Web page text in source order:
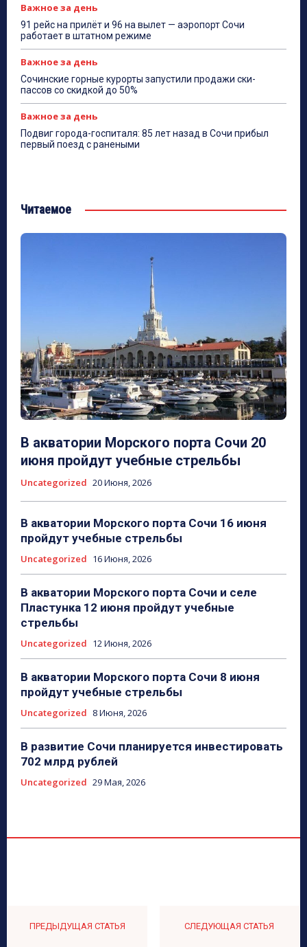
Важное за день
91 рейс на прилёт и 96 на вылет — аэропорт Сочи
работает в штатном режиме
Важное за день
Сочинские горные курорты запустили продажи ски-
пассов со скидкой до 50%
Важное за день
Подвиг города-госпиталя: 85 лет назад в Сочи прибыл
первый поезд с ранеными
Читаемое
В акватории Морского порта Сочи 20
июня пройдут учебные стрельбы
Uncategorized 20 Июня, 2026
В акватории Морского порта Сочи 16 июня
пройдут учебные стрельбы
Uncategorized 16 Июня, 2026
В акватории Морского порта Сочи и селе
Пластунка 12 июня пройдут учебные
стрельбы
Uncategorized 12 Июня, 2026
В акватории Морского порта Сочи 8 июня
пройдут учебные стрельбы
Uncategorized 8 Июня, 2026
В развитие Сочи планируется инвестировать
702 млрд рублей
Uncategorized 29 Мая, 2026
ПРЕДЫДУЩАЯ СТАТЬЯ СЛЕДУЮЩАЯ СТАТЬЯ